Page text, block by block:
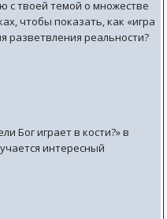
с твоей темой о множестве
чтобы показать, как «игра
разветвления реальности?
Бог играет в кости?» в
интересный